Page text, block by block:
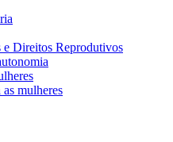
e Direitos Reprodutivos
mulheres